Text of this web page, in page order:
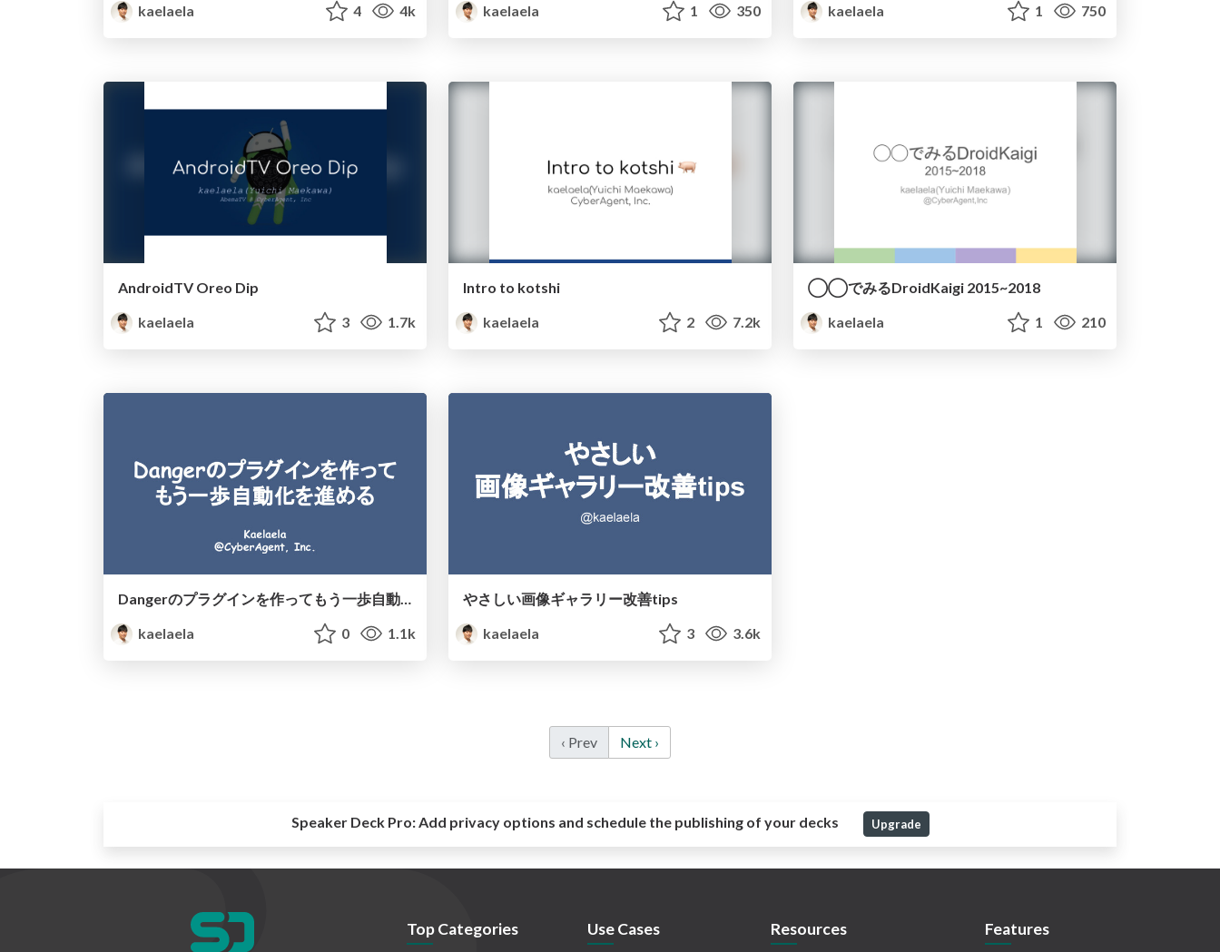
kaelaela
4 4k
kaelaela
1 350
kaelaela
1 750
AndroidTV Oreo Dip
kaelaela
3 1.7k
Intro to kotshi
kaelaela
2 7.2k
◯◯でみるDroidKaigi 2015~2018
kaelaela
1 210
Dangerのプラグインを作ってもう一歩自動化を進める
kaelaela
0 1.1k
やさしい画像ギャラリー改善tips
kaelaela
3 3.6k
‹ Prev Next ›
Speaker Deck Pro:Add privacy options and schedule the publishing of your decks Upgrade
Top Categories Use Cases Resources Features